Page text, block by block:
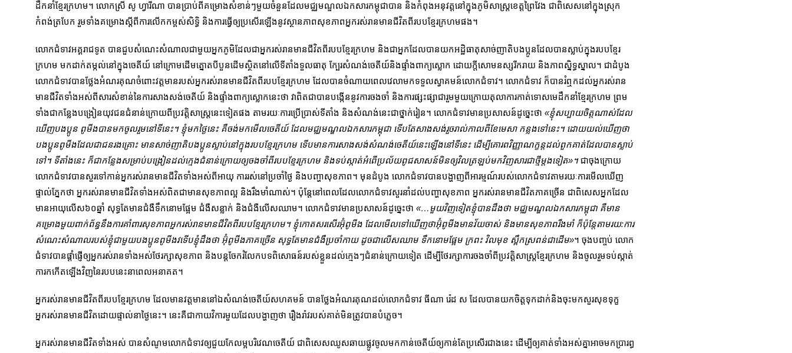
ដឹកនាំខ្មែរក្រហម។ លោកស្រី សូ ហ្វារីណា បានប្រាប់ពីគម្រោងសំខាន់ៗមួយចំនួនដែលមជ្ឈមណ្ឌលឯកសារកម្ពុជាបាន និងកំពុងអនុវត្តនៅក្នុងភូមិសាស្ត្រខេត្តព្រៃវែង ជាពិសេសនៅក្នុងស្រុក
កំពង់ត្របែក រួមទាំងគម្រោងស្តីពីការលើកកម្ពស់សិទ្ធិ និងការធ្វើឲ្យប្រសើរឡើងនូវស្ថានភាពសុខភាពអ្នករស់រានមានជីវិតពីរបបខ្មែរក្រហមផង។
លោកជំទាវអគ្គរាជទូត បានជួបសំណេះសំណាលជាមួយអ្នកភូមិដែលជាអ្នករស់រានមានជីវិតពីរបបខ្មែរក្រហម និងជាអ្នកដែលបានយកអដ្ឋិធាតុសាច់ញាតិបងប្អូនដែលបានស្លាប់ក្នុងរបបខ្មែរ
ក្រហម មកដាក់តម្កល់​នៅក្នុងចេតីយ៍ នៅក្រោមដើមត្នោតបីបួនដើមស្ថិតនៅលើទីតាំងទួលធាតុ ក្បែរសំណង់ចេតីយ៍និងផ្ទាំងពាក្យស្លោក ដោយក្តីសោមនស្សរីករាយ និងភាពស្និទ្ធស្នាល។ ជាដំបូង
លោកជំទាវបានថ្លែងអំណរគុណចំពោះវត្តមានរបស់អ្នករស់រានមានជីវិតពីរបបខ្មែរក្រហម ដែលបានចំណាយពេលវេលាមកទទួលស្វាគមន៍លោកជំទាវ។ លោកជំទាវ ក៏បានរំឮកដល់អ្នករស់រាន
មានជីវិតទាំងអស់ពីសារសំខាន់នៃការសាងសង់​ចេតីយ៍ និងផ្ទាំងពាក្យស្លោកនេះថា វាពិតជាបានបង្កើននូវការចងចាំ និងការផ្សះផ្សាជារួមមួយក្រោយតុលាការកាត់ទោសមេដឹកនាំខ្មែរក្រហម ព្រម
ទាំងជាកន្លែងបង្រៀនយុវជនជំនាន់ក្រោយពីប្រវត្តិសាស្ត្រនេះទៀតផង តាមរយៈការប្រើប្រាស់ទីតាំង និងសំណង់នេះជាថ្នាក់រៀន។ លោកជំទាវមានប្រសាសន៍ដូច្នេះថា «ខ្ញុំសប្បាយចិត្តណាស់ដែល
ឃើញបងប្អូន ពូមីងបានមកចូលរួមនៅទីនេះ។ ខ្ញុំមកថ្ងៃនេះ គឺចង់មកមើល​ចេតីយ៍ ដែលមជ្ឈមណ្ឌលឯកសារកម្ពុជា ទើបតែសាងសង់រួចរាល់កាលពីខែមេសា កន្លងទៅនេះ។ ដោយយល់ឃើញថា
បងប្អូនពូមីងដែលជាជនរងគ្រោះ មានសាច់ញាតិបងប្អូនស្លាប់នៅក្នុងរបបខ្មែរក្រហម ទើបមានការសាងសង់សំណង់ចេតីយ៍នេះឡើងនៅទីនេះ ដើម្បីគោរពវិញ្ញាណក្ខន្តដល់ពួកគាត់ដែលបានស្លាប់
ទៅ។ ទីតាំងនេះ ក៏ជាកន្លែងសម្រាប់បង្រៀនដល់ក្មេងជំនាន់ក្រោយឲ្យចងចាំពីរបបខ្មែរក្រហម និងទប់ស្កាត់អំពើប្រល័យពូជសាសន៍មិនឲ្យវិលត្រឡប់មកវិញសារជាថ្មីម្តងទៀត»។ជាចុងក្រោយ
លោកជំទាវបានសួរទៅកាន់អ្នករស់រានមានជីវិតទាំងអស់ពីអាយុ ការរស់នៅប្រចាំថ្ងៃ និងបញ្ហាសុខភាព។ មុនដំបូង លោកជំទាវបានបង្ហាញពីអារម្មណ៍របស់លោកជំទាវតាមរយៈការមើលឃើញ
ផ្ទាល់ភ្នែកថា អ្នករស់រានមានជីវិតទាំងអស់ពិតជាមានសុខភាពល្អ និងរឹងមាំណាស់។ ប៉ុន្តែនៅពេលដែលលោកជំទាវសួរនាំដល់បញ្ហាសុខភាព អ្នករស់​រានមានជីវិតភាគច្រើន ជាពិសេសអ្នកដែល
មានអាយុលើស៦០ឆ្នាំ សុទ្ធតែមានជំងឺទឹកនោមផ្អែម ជំងឺសន្លាក់ និងជំងឺលើសឈាម។ លោកជំទាវមានប្រសាសន៍ដូច្នេះថា «…មួយវិញទៀតខ្ញុំបានដឹងថា មជ្ឈមណ្ឌលឯកសារកម្ពុជា គឺមាន
គម្រោងមួយពាក់ព័ន្ធនឹងការគាំពារសុខភាពអ្នករស់រានមានជីវិតពីរបបខ្មែរក្រហម។ ខ្ញុំកោតសរសើរអ៊ុំពូមីង ដែលមើលទៅឃើញថាអ៊ុំពូមីងមានវ័យចាស់ និងមានសុខភាពរឹងមាំ ក៏ប៉ុន្តែតាមរយ:ការ
សំណេះសំណាលរបស់ខ្ញុំជាមួយបងប្អូនពូមីងវទើបខ្ញុំដឹងថា អ៊ុំពូមីងភាគច្រើន សុទ្ធតែមានជំងឺប្រចាំកាយ ដូចជាលើសឈាម ទឹកនោមផ្អែម ក្រពះ វិលមុខ ស្ពឹកស្រពន់ជាដើម»។ ចុងបញ្ចប់ លោក
ជំទាវបានផ្តាំផ្ញើឲ្យអ្នករស់រានទាំងអស់ថែរក្សាសុខភាព និងបន្តចែករំលែកបទពិសោធន៍របស់ខ្លួនដល់ក្មេងៗជំនាន់ក្រោយទៀត ដើម្បីថែរក្សាការចងចាំពីប្រវត្តិសាស្ត្រខ្មែរក្រហម និងចូលរួមទប់ស្កាត់
ការកកើតឡើងវិញនៃរបបនេះនាពេលអនាគត។
អ្នករស់រានមានជីវិតពីរបបខ្មែរក្រហម ដែលមានវត្តមាននៅឯសំណង់ចេតីយ៍សហគមន៍ បានថ្លែងអំណរគុណដល់លោកជំទាវ ធីណា រ៉េដ ស ដែលបានយកចិត្តទុកដាក់និងចុះមកសួរសុខទុក្ខ
អ្នករស់រានមានជីវិតដោយផ្ទាល់នាថ្ងៃនេះ។ នេះគឺជាកាយវិការមួយដែលបង្ហាញថា រឿងរ៉ាវរបស់គាត់មិនត្រូវបានបំភ្លេច។
អ្នករស់រានមានជីវិតទាំងអស់ បានសំណូមលោកជំទាវឲ្យជួយកែលម្អបរិវេណចេតីយ៍ ជាពិសេសឈូសឆាយផ្លូវចូលមកកាន់ចេតីយ៍ឲ្យកាន់តែប្រសើរជាងនេះ ដើម្បីឲ្យគាត់ទាំងអស់គ្នាអាចមកប្រារព្ធ